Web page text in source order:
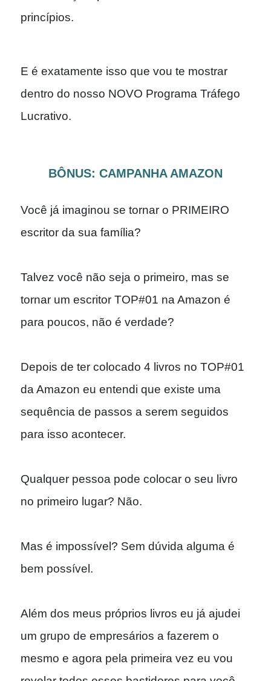
princípios.
E é exatamente isso que vou te mostrar
dentro do nosso NOVO Programa Tráfego
Lucrativo.
BÔNUS: CAMPANHA AMAZON
Você já imaginou se tornar o PRIMEIRO
escritor da sua família?
Talvez você não seja o primeiro, mas se
tornar um escritor TOP#01 na Amazon é
para poucos, não é verdade?
Depois de ter colocado 4 livros no TOP#01
da Amazon eu entendi que existe uma
sequência de passos a serem seguidos
para isso acontecer.
Qualquer pessoa pode colocar o seu livro
no primeiro lugar? Não.
Mas é impossível? Sem dúvida alguma é
bem possível.
Além dos meus próprios livros eu já ajudei
um grupo de empresários a fazerem o
mesmo e agora pela primeira vez eu vou